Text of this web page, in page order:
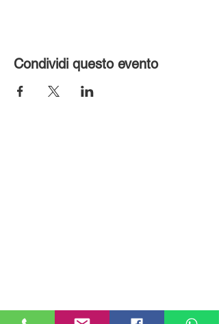
Condividi questo evento